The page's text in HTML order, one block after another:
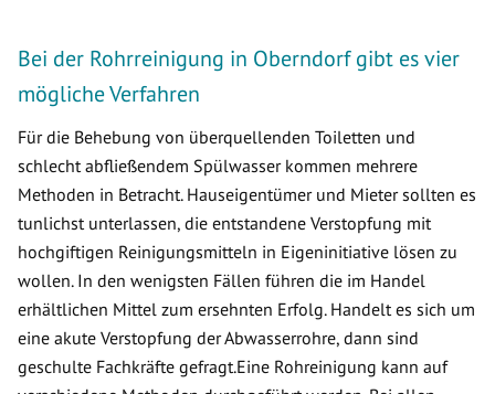
Bei der Rohrreinigung in Oberndorf gibt es vier
mögliche Verfahren
Für die Behebung von überquellenden Toiletten und
schlecht abfließendem Spülwasser kommen mehrere
Methoden in Betracht. Hauseigentümer und Mieter sollten es
tunlichst unterlassen, die entstandene Verstopfung mit
hochgiftigen Reinigungsmitteln in Eigeninitiative lösen zu
wollen. In den wenigsten Fällen führen die im Handel
erhältlichen Mittel zum ersehnten Erfolg. Handelt es sich um
eine akute Verstopfung der Abwasserrohre, dann sind
geschulte Fachkräfte gefragt.Eine Rohreinigung kann auf